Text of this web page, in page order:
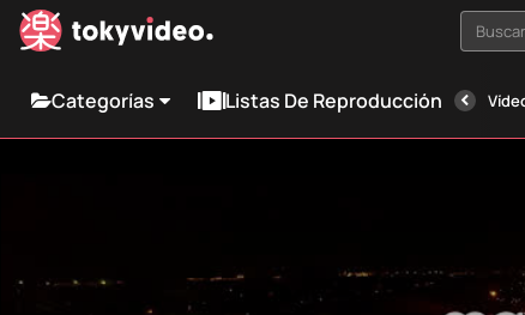
Categorías Listas De Reproducción